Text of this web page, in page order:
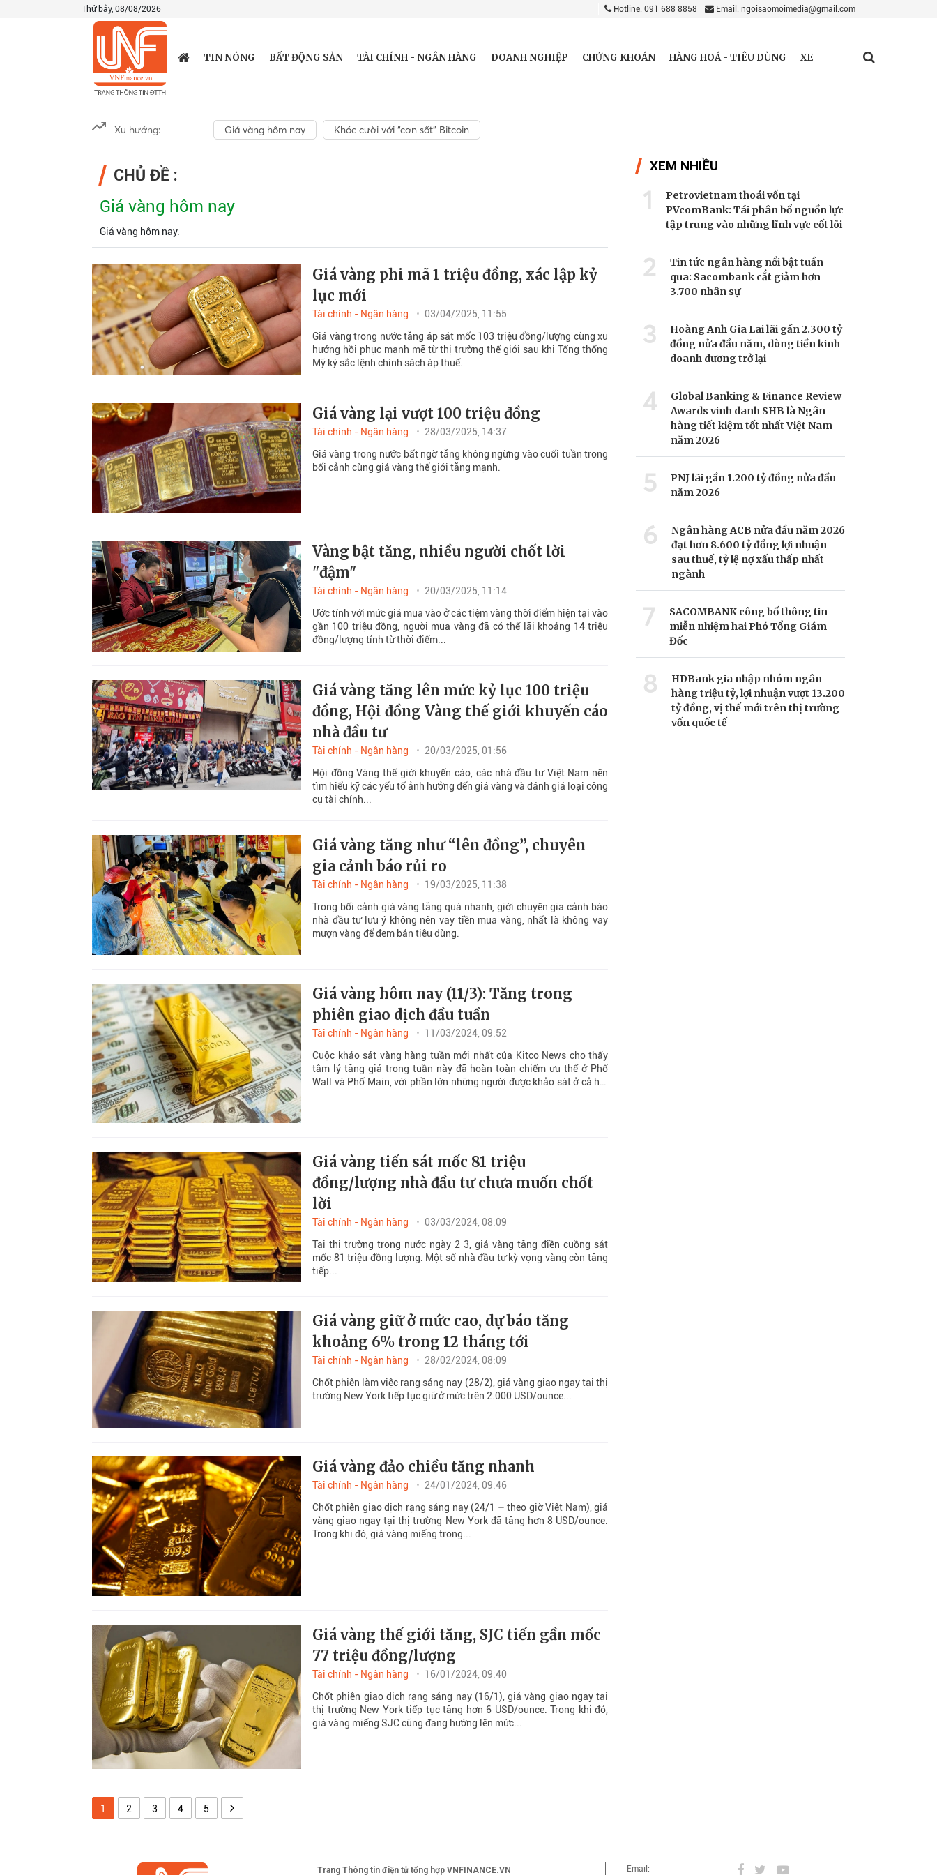
Thứ bảy, 08/08/2026 Hotline: 091 688 8858 Email: ngoisaomoimedia@gmail.com
TIN NÓNG BẤT ĐỘNG SẢN TÀI CHÍNH - NGÂN HÀNG DOANH NGHIỆP CHỨNG KHOÁN HÀNG HOÁ - TIÊU DÙNG XE
Xu hướng: Giá vàng hôm nay Khóc cười với “cơn sốt” Bitcoin
CHỦ ĐỀ :
Giá vàng hôm nay
Giá vàng hôm nay.
Giá vàng phi mã 1 triệu đồng, xác lập kỷ
lục mới
Tài chính - Ngân hàng
03/04/2025, 11:55
Giá vàng trong nước tăng áp sát mốc 103 triệu đồng/lượng cùng xu
hướng hồi phục mạnh mẽ từ thị trường thế giới sau khi Tổng thống
Mỹ ký sắc lệnh chính sách áp thuế.
Giá vàng lại vượt 100 triệu đồng
Tài chính - Ngân hàng
28/03/2025, 14:37
Giá vàng trong nước bất ngờ tăng không ngừng vào cuối tuần trong
bối cảnh cùng giá vàng thế giới tăng mạnh.
Vàng bật tăng, nhiều người chốt lời
"đậm"
Tài chính - Ngân hàng
20/03/2025, 11:14
Ước tính với mức giá mua vào ở các tiệm vàng thời điểm hiện tại vào
gần 100 triệu đồng, người mua vàng đã có thể lãi khoảng 14 triệu
đồng/lượng tính từ thời điểm...
Giá vàng tăng lên mức kỷ lục 100 triệu
đồng, Hội đồng Vàng thế giới khuyến cáo
nhà đầu tư
Tài chính - Ngân hàng
20/03/2025, 01:56
Hội đồng Vàng thế giới khuyến cáo, các nhà đầu tư Việt Nam nên
tìm hiểu kỹ các yếu tố ảnh hưởng đến giá vàng và đánh giá loại công
cụ tài chính...
Giá vàng tăng như “lên đồng”, chuyên
gia cảnh báo rủi ro
Tài chính - Ngân hàng
19/03/2025, 11:38
Trong bối cảnh giá vàng tăng quá nhanh, giới chuyên gia cảnh báo
nhà đầu tư lưu ý không nên vay tiền mua vàng, nhất là không vay
mượn vàng để đem bán tiêu dùng.
Giá vàng hôm nay (11/3): Tăng trong
phiên giao dịch đầu tuần
Tài chính - Ngân hàng
11/03/2024, 09:52
Cuộc khảo sát vàng hàng tuần mới nhất của Kitco News cho thấy
tâm lý tăng giá trong tuần này đã hoàn toàn chiếm ưu thế ở Phố
Wall và Phố Main, với phần lớn những người được khảo sát ở cả hai
Giá vàng tiến sát mốc 81 triệu
đồng/lượng nhà đầu tư chưa muốn chốt
lời
Tài chính - Ngân hàng
03/03/2024, 08:09
Tại thị trường trong nước ngày 2 3, giá vàng tăng điền cuồng sát
mốc 81 triệu đồng lượng. Một số nhà đầu tư kỳ vọng vàng còn tăng
tiếp...
Giá vàng giữ ở mức cao, dự báo tăng
khoảng 6% trong 12 tháng tới
Tài chính - Ngân hàng
28/02/2024, 08:09
Chốt phiên làm việc rạng sáng nay (28/2), giá vàng giao ngay tại thị
trường New York tiếp tục giữ ở mức trên 2.000 USD/ounce...
Giá vàng đảo chiều tăng nhanh
Tài chính - Ngân hàng
24/01/2024, 09:46
Chốt phiên giao dịch rạng sáng nay (24/1 – theo giờ Việt Nam), giá
vàng giao ngay tại thị trường New York đã tăng hơn 8 USD/ounce.
Trong khi đó, giá vàng miếng trong...
Giá vàng thế giới tăng, SJC tiến gần mốc
77 triệu đồng/lượng
Tài chính - Ngân hàng
16/01/2024, 09:40
Chốt phiên giao dịch rạng sáng nay (16/1), giá vàng giao ngay tại
thị trường New York tiếp tục tăng hơn 6 USD/ounce. Trong khi đó,
giá vàng miếng SJC cũng đang hướng lên mức...
XEM NHIỀU
1
Petrovietnam thoái vốn tại
PVcomBank: Tái phân bổ nguồn lực
tập trung vào những lĩnh vực cốt lõi
2
Tin tức ngân hàng nổi bật tuần
qua: Sacombank cắt giảm hơn
3.700 nhân sự
3
Hoàng Anh Gia Lai lãi gần 2.300 tỷ
đồng nửa đầu năm, dòng tiền kinh
doanh dương trở lại
4
Global Banking & Finance Review
Awards vinh danh SHB là Ngân
hàng tiết kiệm tốt nhất Việt Nam
năm 2026
5
PNJ lãi gần 1.200 tỷ đồng nửa đầu
năm 2026
6
Ngân hàng ACB nửa đầu năm 2026
đạt hơn 8.600 tỷ đồng lợi nhuận
sau thuế, tỷ lệ nợ xấu thấp nhất
ngành
7
SACOMBANK công bố thông tin
miễn nhiệm hai Phó Tổng Giám
Đốc
8
HDBank gia nhập nhóm ngân
hàng triệu tỷ, lợi nhuận vượt 13.200
tỷ đồng, vị thế mới trên thị trường
vốn quốc tế
1 2 3 4 5
Trang Thông tin điện tử tổng hợp VNFINANCE.VN Email: